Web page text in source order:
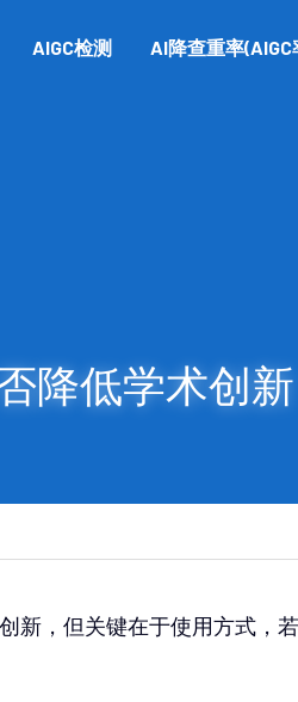
AIGC检测 AI降查重率(AIGC
降低学术创新
新，但关键在于使用方式，